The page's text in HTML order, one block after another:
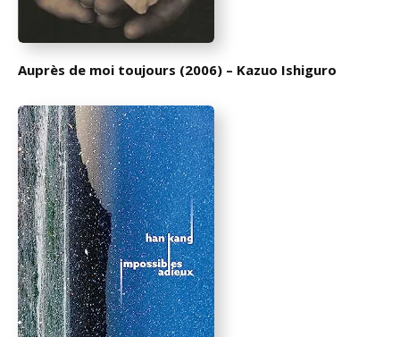
Auprès de moi toujours (2006) – Kazuo Ishiguro